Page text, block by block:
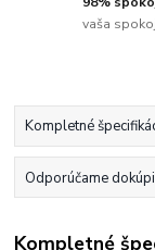
vaša
Kompletné
Odporúčame
Kompletné